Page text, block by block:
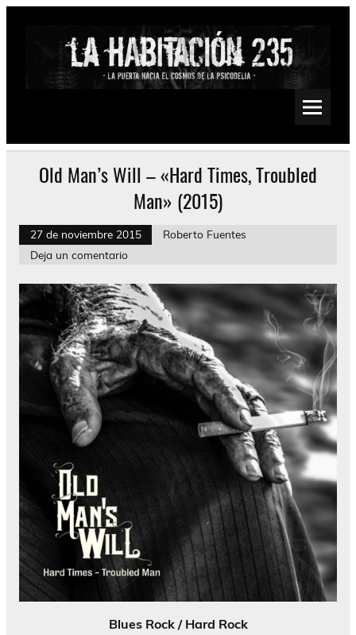
Saltar
Psychedelic, Stoner, Doom, Sludge, Fuzz, Space, Drone
Old Man’s Will – «Hard Times, Troubled
Man» (2015)
27 de noviembre 2015
Roberto Fuentes
Deja un comentario
Blues Rock / Hard Rock